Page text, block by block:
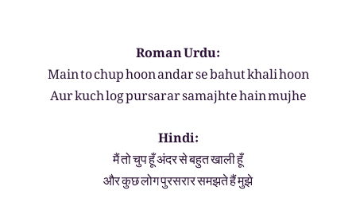
Roman Urdu:
Main to chup hoon andar se bahut khali hoon
Aur kuch log pursarar samajhte hain mujhe
Hindi:
मैं तो चुप हूँ अंदर से बहुत खाली हूँ
और कुछ लोग पुरसरार समझते हैं मुझे